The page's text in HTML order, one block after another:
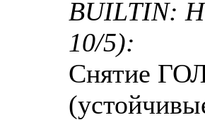
BUILTIN:
10/5):
Снятие